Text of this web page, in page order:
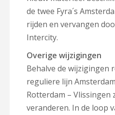
de twee Fyra´s
rijden en vervangen
Intercity.
Overige wijzigingen
Behalve de wijzigingen
reguliere lijn
Rotterdam – Vlissingen
veranderen. In de loop